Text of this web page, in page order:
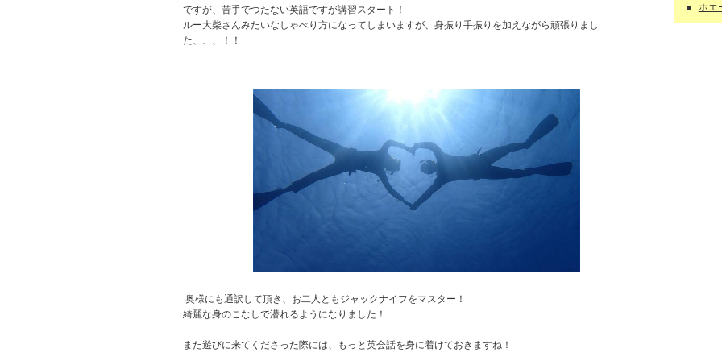
ですが、苦手でつたない英語ですが講習スタート！
ルー大柴さんみたいなしゃべり方になってしまいますが、身振り手振りを加えながら頑張りまし
た、、、！！
奥様にも通訳して頂き、お二人ともジャックナイフをマスター！
​​​​​​​綺麗な身のこなしで潜れるようになりました！
また遊びに来てくださった際には、もっと英会話を身に着けておきますね！
ホエ